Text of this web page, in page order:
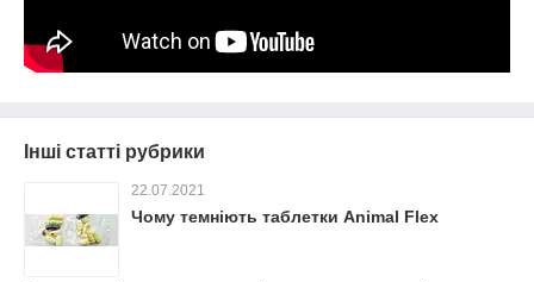
Інші статті рубрики
22.07.2021
Чому темніють таблетки Animal Flex